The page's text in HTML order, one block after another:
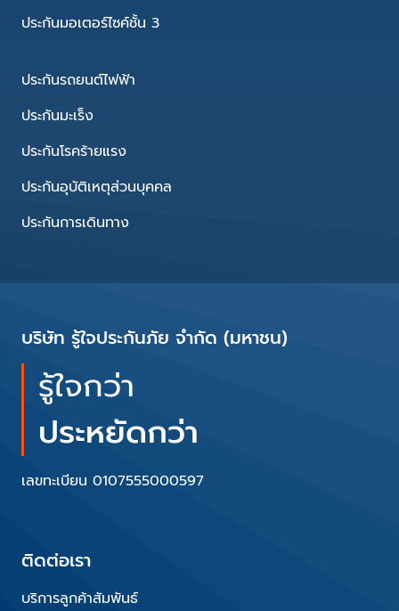
ประกันมอเตอร์ไซค์ชั้น 3
ประกันรถยนต์ไฟฟ้า
ประกันมะเร็ง
ประกันโรคร้ายแรง
ประกันอุบัติเหตุส่วนบุคคล
ประกันการเดินทาง
บริษัท รู้ใจประกันภัย จำกัด (มหาชน)
รู้ใจกว่า
ประหยัดกว่า
เลขทะเบียน 0107555000597
ติดต่อเรา
บริการลูกค้าสัมพันธ์